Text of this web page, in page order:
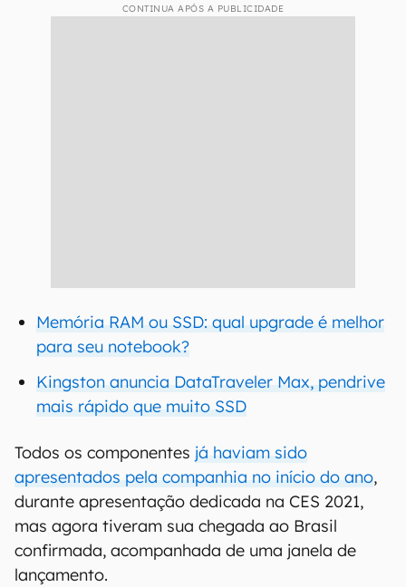
CONTINUA APÓS A PUBLICIDADE
Memória RAM ou SSD: qual upgrade é melhor
para seu notebook?
Kingston anuncia DataTraveler Max, pendrive
mais rápido que muito SSD
Todos os componentes já haviam sido
apresentados pela companhia no início do ano,
durante apresentação dedicada na CES 2021,
mas agora tiveram sua chegada ao Brasil
confirmada, acompanhada de uma janela de
lançamento.